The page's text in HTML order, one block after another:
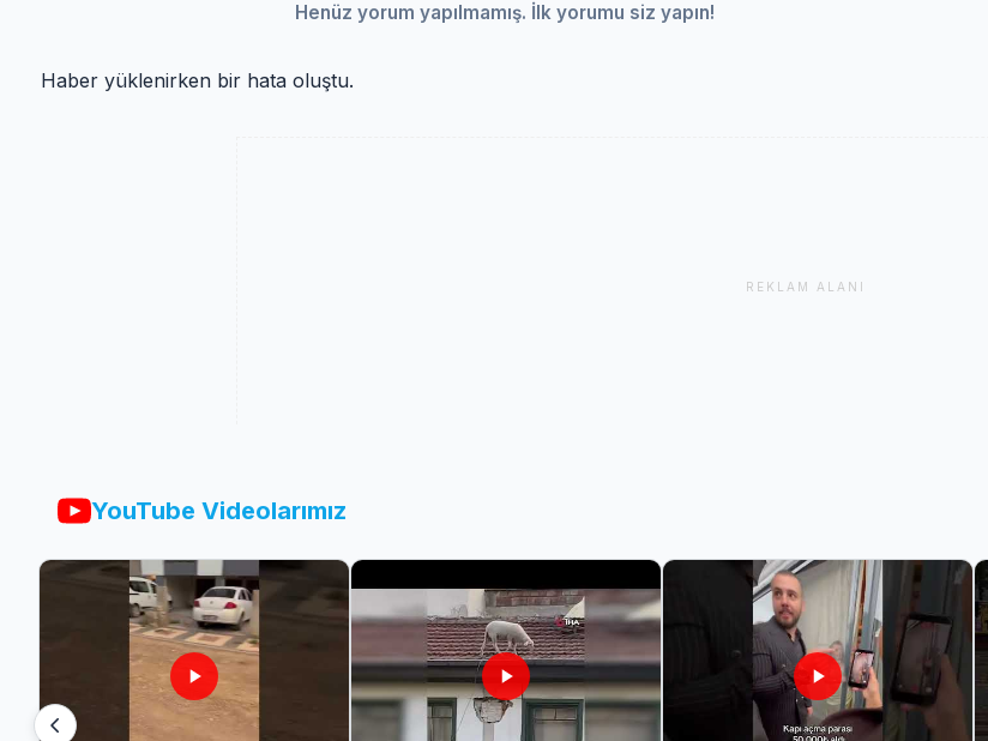
Henüz yorum yapılmamış. İlk yorumu siz yapın!
Haber yüklenirken bir hata oluştu.
REKLAM ALANI
YouTube Videolarımız